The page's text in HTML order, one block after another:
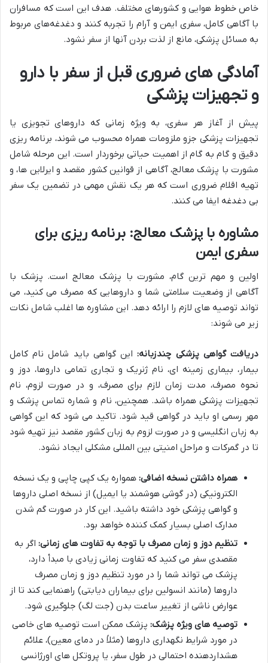
خاص خطوط هوایی و کشورهای مختلف. هدف این است که مسافران
با آگاهی کامل، سفری ایمن و آرام را تجربه کنند و دغدغه‌های مربوط
به مسائل پزشکی، مانع از لذت بردن آنها از سفر نشود.
آمادگی های ضروری قبل از سفر با دارو
و تجهیزات پزشکی
پیش از آغاز هر سفری، به ویژه زمانی که داروهای تجویزی یا
تجهیزات پزشکی جزو ملزومات همراه محسوب می شوند، برنامه ریزی
دقیق و گام به گام از اهمیت حیاتی برخوردار است. این مرحله شامل
مشورت با پزشک معالج، آگاهی از قوانین کشور مقصد و ایرلاین ها، و
تهیه اقلام ضروری است که هر یک نقش مهمی در تضمین یک سفر
بی دغدغه ایفا می کنند.
مشاوره با پزشک معالج: برنامه ریزی برای
سفری ایمن
اولین و مهم ترین گام، مشورت با پزشک معالج است. پزشک با
آگاهی از وضعیت سلامتی شما و داروهایی که مصرف می کنید، می
تواند توصیه های لازم را ارائه دهد. این مشاوره ها اغلب شامل نکات
زیر می شوند:
دریافت گواهی پزشکی چندزبانه:این گواهی باید شامل نام کامل
بیمار، بیماری زمینه ای، نام ژنریک و تجاری تمامی داروها، دوز و
نحوه مصرف، مدت زمان لازم برای مصرف، و در صورت لزوم، نام
تجهیزات پزشکی همراه باشد. همچنین، نام و شماره تماس پزشک و
مهر رسمی او باید در گواهی قید شود. تاکید می شود که این گواهی
به زبان انگلیسی و در صورت لزوم به زبان کشور مقصد نیز تهیه شود
تا در گمرکات و مراحل امنیتی بین المللی مشکلی ایجاد نشود.
همراه داشتن نسخه اضافی: همواره یک کپی چاپی و یک نسخه
الکترونیکی (در گوشی هوشمند یا ایمیل) از نسخه اصلی داروها
و گواهی پزشکی خود داشته باشید. این کار در صورت گم شدن
مدارک اصلی بسیار کمک کننده خواهد بود.
تنظیم دوز و زمان مصرف با توجه به تفاوت های زمانی: اگر به
مقصدی سفر می کنید که تفاوت زمانی زیادی با مبدأ دارد،
پزشک می تواند شما را در مورد تنظیم دوز و زمان مصرف
داروها (مانند انسولین برای بیماران دیابتی) راهنمایی کند تا از
عوارض ناشی از تغییر ساعت بدن (جت لگ) جلوگیری شود.
توصیه های ویژه پزشک: پزشک ممکن است توصیه های خاصی
در مورد شرایط نگهداری داروها (مثلاً در دمای معین)، علائم
هشداردهنده احتمالی در طول سفر، یا پروتکل های اورژانسی